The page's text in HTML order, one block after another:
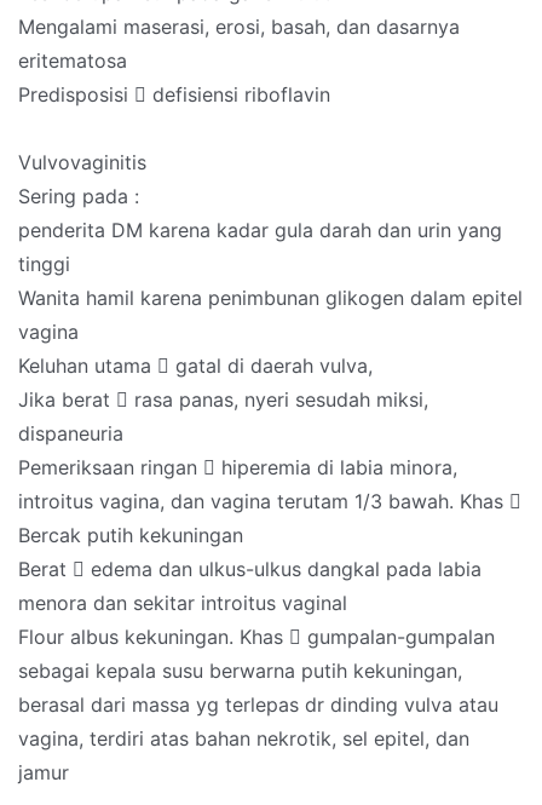
Mengalami maserasi, erosi, basah, dan dasarnya
eritematosa
Predisposisi  defisiensi riboflavin
Vulvovaginitis
Sering pada :
penderita DM karena kadar gula darah dan urin yang
tinggi
Wanita hamil karena penimbunan glikogen dalam epitel
vagina
Keluhan utama  gatal di daerah vulva,
Jika berat  rasa panas, nyeri sesudah miksi,
dispaneuria
Pemeriksaan ringan  hiperemia di labia minora,
introitus vagina, dan vagina terutam 1/3 bawah. Khas 
Bercak putih kekuningan
Berat  edema dan ulkus-ulkus dangkal pada labia
menora dan sekitar introitus vaginal
Flour albus kekuningan. Khas  gumpalan-gumpalan
sebagai kepala susu berwarna putih kekuningan,
berasal dari massa yg terlepas dr dinding vulva atau
vagina, terdiri atas bahan nekrotik, sel epitel, dan
jamur